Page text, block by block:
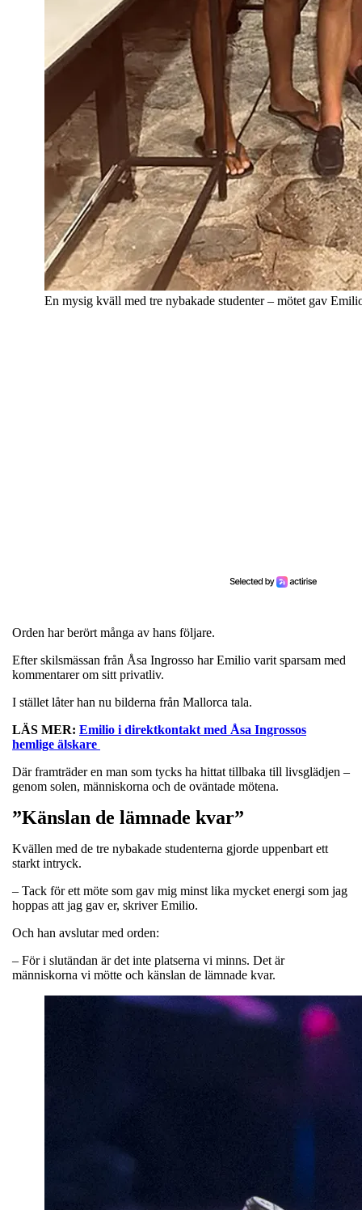
En mysig kväll med tre nybakade studenter – mötet gav
Orden har berört många av hans följare.
Efter skilsmässan från Åsa Ingrosso har Emilio varit sparsam med
kommentarer om sitt privatliv.
I stället låter han nu bilderna från Mallorca tala.
LÄS MER: Emilio i direktkontakt med Åsa Ingrossos
hemlige älskare
Där framträder en man som tycks ha hittat tillbaka till livsglädjen –
genom solen, människorna och de oväntade mötena.
”Känslan de lämnade kvar”
Kvällen med de tre nybakade studenterna gjorde uppenbart ett
starkt intryck.
– Tack för ett möte som gav mig minst lika mycket energi som jag
hoppas att jag gav er, skriver Emilio.
Och han avslutar med orden:
– För i slutändan är det inte platserna vi minns. Det är
människorna vi mötte och känslan de lämnade kvar.